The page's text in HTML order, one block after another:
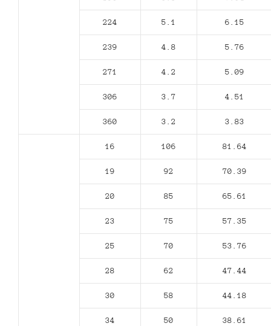
224 5.1 6.15
239 4.8 5.76
271 4.2 5.09
306 3.7 4.51
360 3.2 3.83
16 106 81.64
19 92 70.39
20 85 65.61
23 75 57.35
25 70 53.76
28 62 47.44
30 58 44.18
34 50 38.61